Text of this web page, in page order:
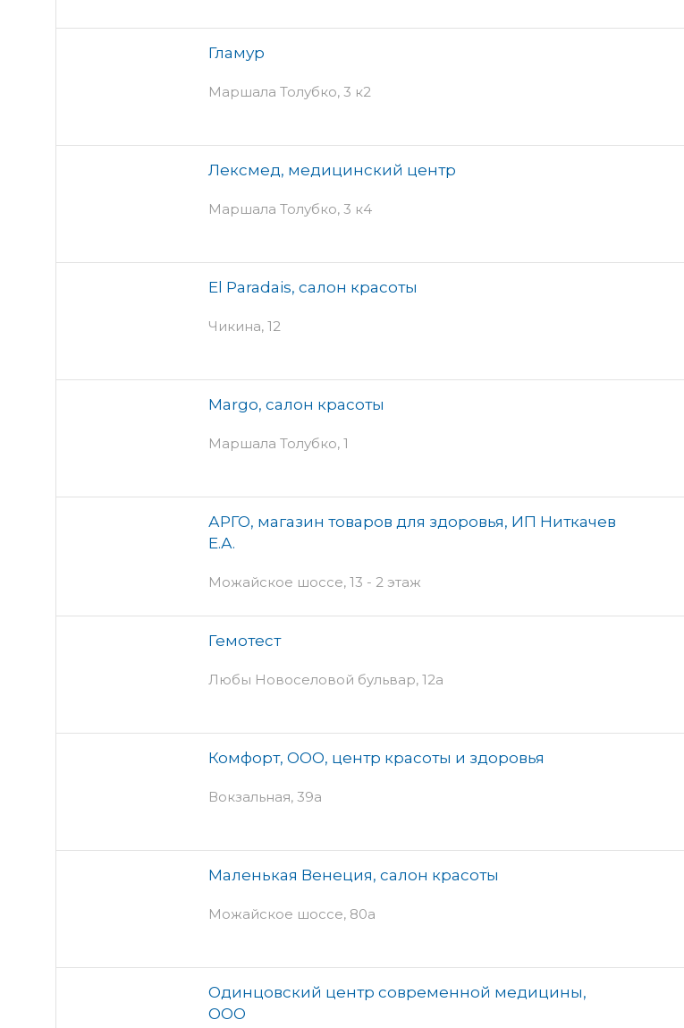
Гламур
Маршала Толубко, 3 к2
Лексмед, медицинский центр
Маршала Толубко, 3 к4
El Paradais, салон красоты
Чикина, 12
Margo, салон красоты
Маршала Толубко, 1
АРГО, магазин товаров для здоровья, ИП Ниткачев
Е.А.
Можайское шоссе, 13 - 2 этаж
Гемотест
Любы Новоселовой бульвар, 12а
Комфорт, ООО, центр красоты и здоровья
Вокзальная, 39а
Маленькая Венеция, салон красоты
Можайское шоссе, 80а
Одинцовский центр современной медицины,
ООО